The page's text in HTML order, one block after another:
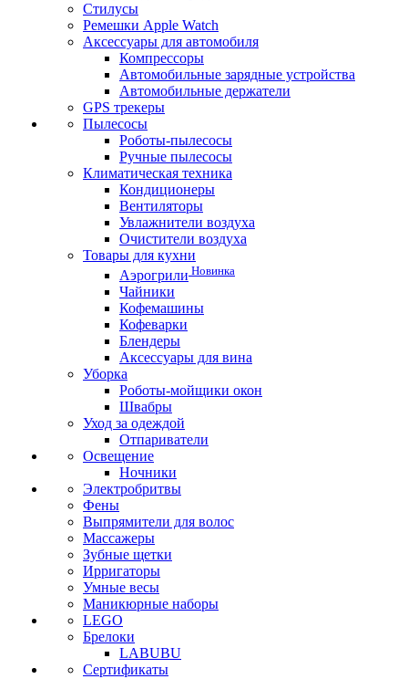
Стилусы
Ремешки Apple Watch
Аксессуары для автомобиля
Компрессоры
Автомобильные зарядные устройства
Автомобильные держатели
GPS трекеры
Пылесосы
Роботы-пылесосы
Ручные пылесосы
Климатическая техника
Кондиционеры
Вентиляторы
Увлажнители воздуха
Очистители воздуха
Товары для кухни
Аэрогрили Новинка
Чайники
Кофемашины
Кофеварки
Блендеры
Аксессуары для вина
Уборка
Роботы-мойщики окон
Швабры
Уход за одеждой
Отпариватели
Освещение
Ночники
Электробритвы
Фены
Выпрямители для волос
Массажеры
Зубные щетки
Ирригаторы
Умные весы
Маникюрные наборы
LEGO
Брелоки
LABUBU
Сертификаты